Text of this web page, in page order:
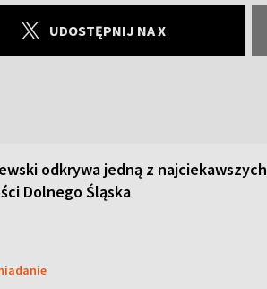
UDOSTĘPNIJ NA X
odkrywa jedną z najciekawszych
Dolnego Śląska